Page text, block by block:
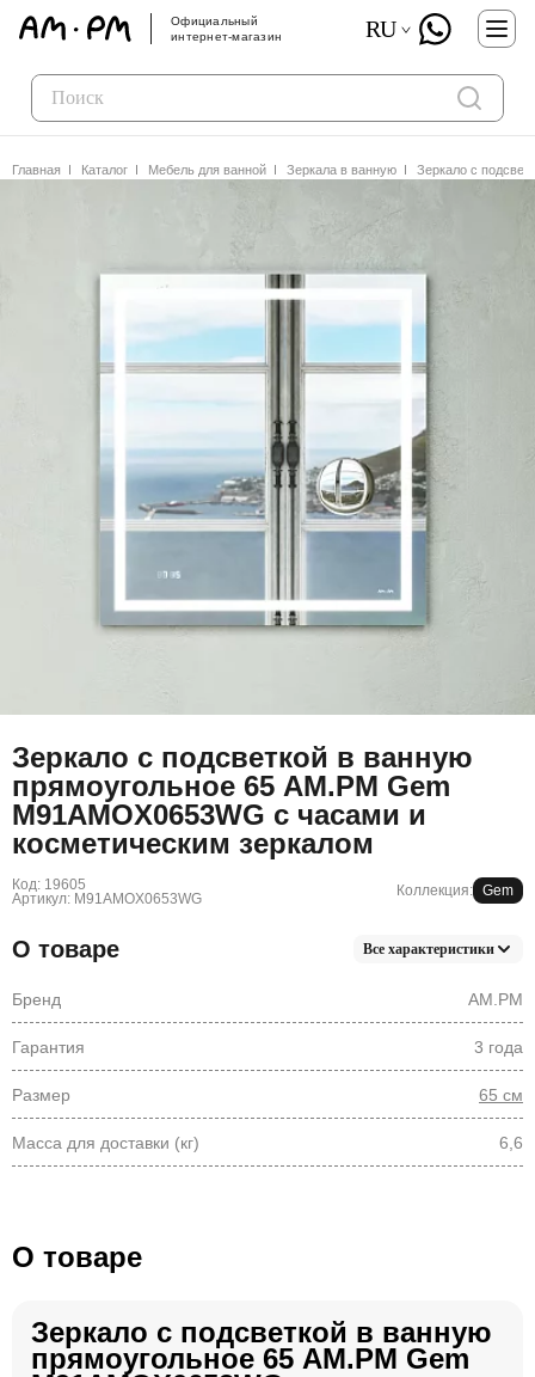
Официальный
интернет-магазин
RU
Главная Каталог Мебель для ванной Зеркала в ванную Зеркало с
Зеркало с подсветкой в ванную
прямоугольное 65 AM.PM Gem
M91AMOX0653WG с часами и
косметическим зеркалом
Код: 19605
Артикул: M91AMOX0653WG
Коллекция: Gem
О товаре Все характеристики
Бренд AM.PM
Гарантия 3 года
Размер 65 см
Масса для доставки (кг) 6,6
О товаре
Зеркало с подсветкой в ванную
прямоугольное 65 AM.PM Gem